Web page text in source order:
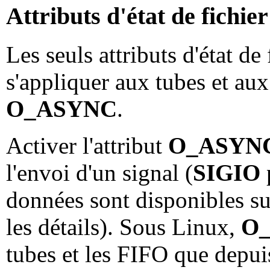
Attributs d'état de
Les seuls attributs d'état
s'appliquer aux tubes et
O_ASYNC.
Activer l'attribut
l'envoi d'un signal (SIGIO
données sont disponibles
les détails). Sous Linux,
tubes et les FIFO que